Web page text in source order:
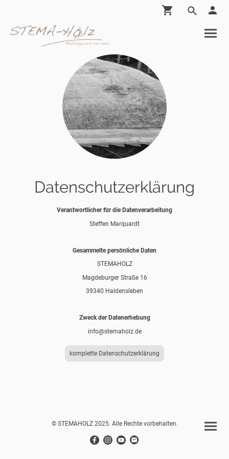
Datenschutzerklärung
Verantwortlicher für die Datenverarbeitung
Steffen Marquardt
Gesammelte persönliche Daten
STEMAHOLZ
Magdeburger Straße 16
39340 Haldensleben
Zweck der Datenerhebung
info@stemaholz.de
komplette Datenschutzerklärung
© STEMAHOLZ 2025. Alle Rechte vorbehalten.